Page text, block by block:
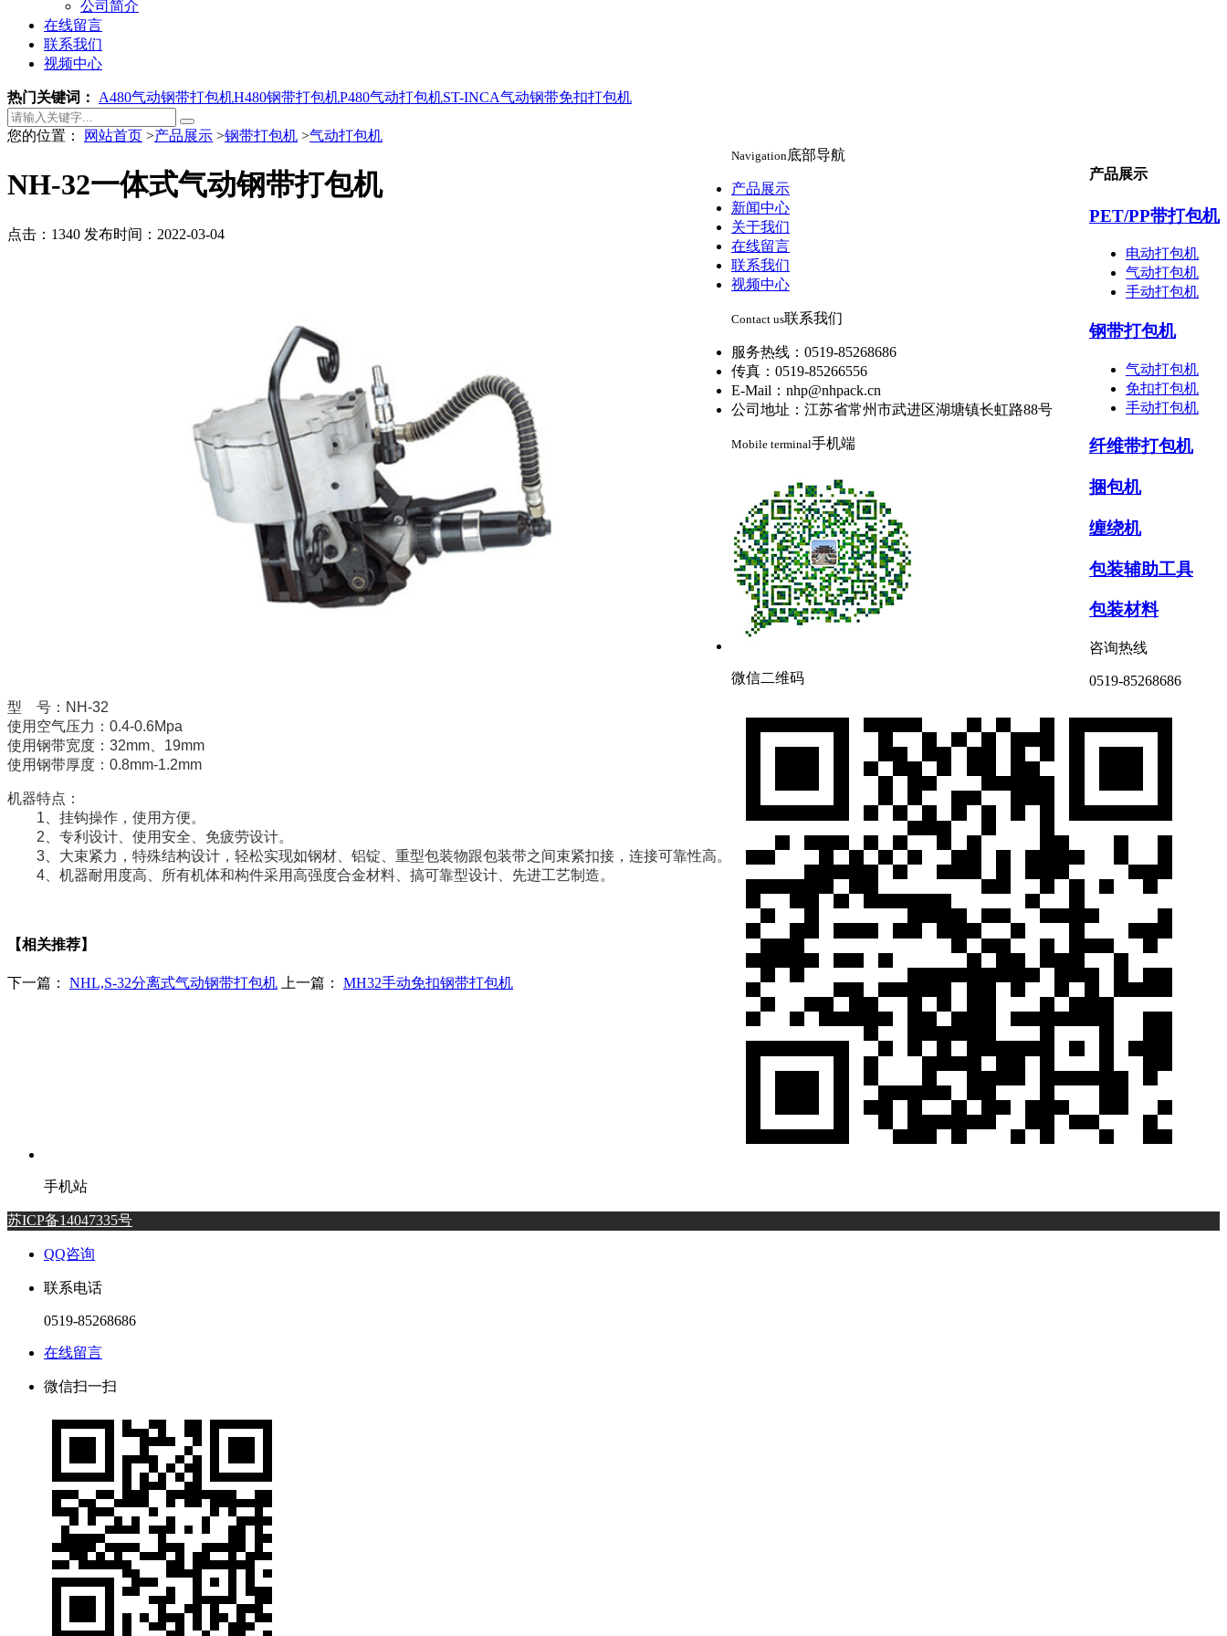
公司简介
在线留言
联系我们
视频中心
热门关键词： A480气动钢带打包机H480钢带打包机P480气动打包机ST-INCA气动钢带免扣打包机
您的位置： 网站首页 >产品展示 >钢带打包机 >气动打包机
产品展示
PET/PP带打包机
电动打包机
气动打包机
手动打包机
钢带打包机
气动打包机
免扣打包机
手动打包机
纤维带打包机
捆包机
缠绕机
包装辅助工具
包装材料
咨询热线
0519-85268686
NH-32一体式气动钢带打包机
点击：1340 发布时间：2022-03-04
型 号：NH-32
使用空气压力：0.4-0.6Mpa
使用钢带宽度：32mm、19mm
使用钢带厚度：0.8mm-1.2mm
机器特点：
1、挂钩操作，使用方便。
2、专利设计、使用安全、免疲劳设计。
3、大束紧力，特殊结构设计，轻松实现如钢材、铝锭、重型包装物跟包装带之间束紧扣接，连接可靠性高。
4、机器耐用度高、所有机体和构件采用高强度合金材料、搞可靠型设计、先进工艺制造。
【相关推荐】
下一篇： NHL,S-32分离式气动钢带打包机 上一篇： MH32手动免扣钢带打包机
Navigation底部导航
产品展示
新闻中心
关于我们
在线留言
联系我们
视频中心
Contact us联系我们
服务热线：0519-85268686
传真：0519-85266556
E-Mail：nhp@nhpack.cn
公司地址：江苏省常州市武进区湖塘镇长虹路88号
Mobile terminal手机端
微信二维码
手机站
苏ICP备14047335号
QQ咨询
联系电话
0519-85268686
在线留言
微信扫一扫